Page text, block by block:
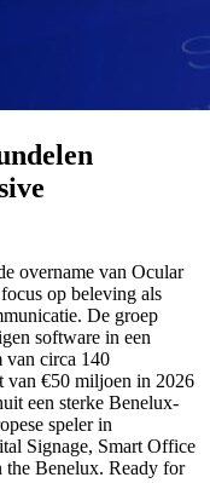
overname van Ocular
op beleving als
De groep
software in een
van circa 140
van €50 miljoen in 2026
een sterke Benelux-
speler in
Signage, Smart Office
the Benelux. Ready for